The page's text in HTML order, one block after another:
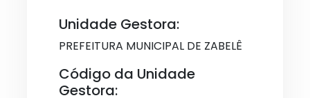
Unidade Gestora:
PREFEITURA MUNICIPAL DE ZABELÊ
Código da Unidade
Gestora: